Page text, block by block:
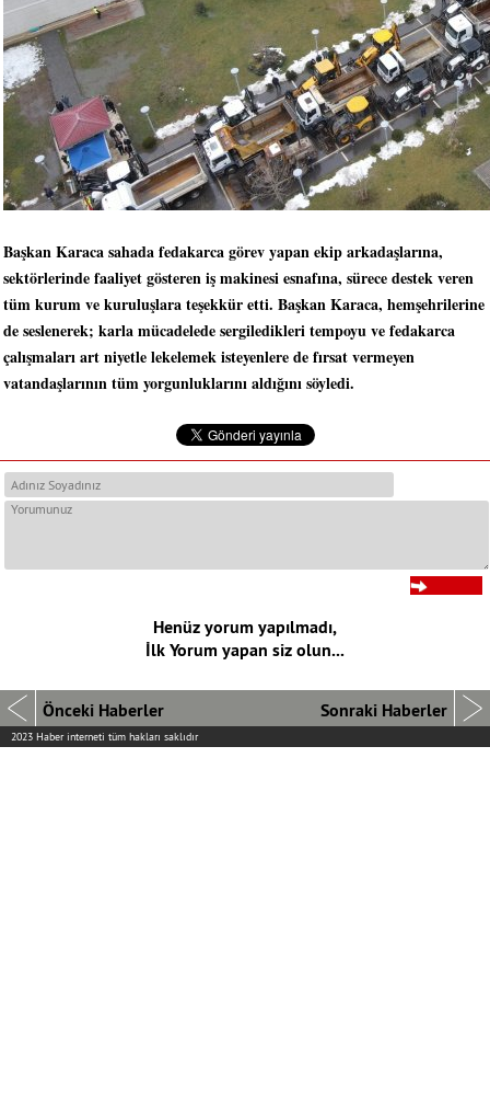
Başkan Karaca sahada fedakarca görev yapan ekip arkadaşlarına,
sektörlerinde faaliyet gösteren iş makinesi esnafına, sürece destek veren
tüm kurum ve kuruluşlara teşekkür etti. Başkan Karaca, hemşehrilerine
de seslenerek; karla mücadelede sergiledikleri tempoyu ve fedakarca
çalışmaları art niyetle lekelemek isteyenlere de fırsat vermeyen
vatandaşlarının tüm yorgunluklarını aldığını söyledi.
Henüz yorum yapılmadı,
İlk Yorum yapan siz olun...
Önceki Haberler Sonraki Haberler
2023 Haber interneti tüm hakları saklıdır